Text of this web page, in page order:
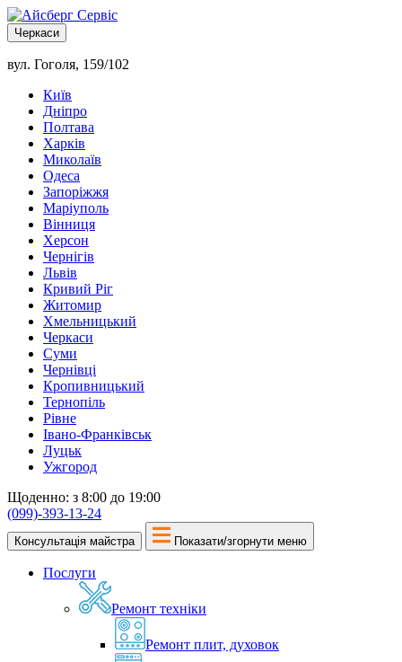
Черкаси
вул. Гоголя, 159/102
Київ
Дніпро
Полтава
Харків
Миколаїв
Одеса
Запоріжжя
Маріуполь
Вінниця
Херсон
Чернігів
Львів
Кривий Ріг
Житомир
Хмельницький
Черкаси
Суми
Чернівці
Кропивницький
Тернопіль
Рівне
Івано-Франківськ
Луцьк
Ужгород
Щоденно: з 8:00 до 19:00
(099)-393-13-24
Консультація майстра Показати/згорнути меню
Послуги
Ремонт техніки
Ремонт плит, духовок